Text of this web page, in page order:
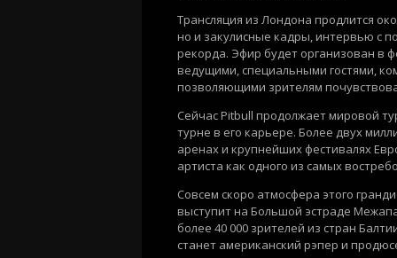
Трансляция из Лондона продлится
но и закулисные кадры, интервью с
рекорда. Эфир будет организован в
ведущими, специальными гостями,
позволяющими зрителям
Сейчас Pitbull продолжает мировой
турне в его карьере. Более двух
аренах и крупнейших фестивалях
артиста как одного из самых
Совсем скоро атмосфера этого
выступит на Большой эстраде
более 40 000 зрителей из стран
станет американский рэпер и